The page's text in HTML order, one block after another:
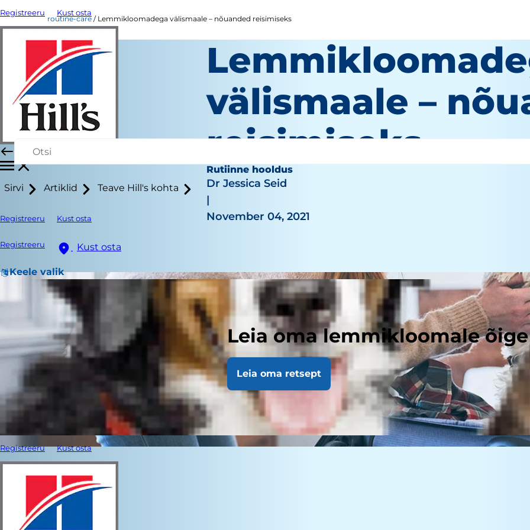
Registreeru Kust osta
Sirvi Artiklid Teave Hill's kohta
Registreeru Kust osta
Registreeru Kust osta
Keele valik
Leia oma lemmikloomale
Leia oma retsept
Registreeru Kust osta
routine-care Lemmikloomadega välismaale – nõuanded reisimiseks
välismaale –
reisimiseks
Rutiinne hooldus
Dr Jessica Seid
|
November 04, 2021